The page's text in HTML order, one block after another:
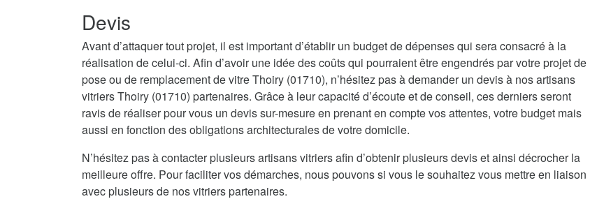
Devis
Avant d’attaquer tout projet, il est important d’établir un budget de dépenses qui sera consacré à la
réalisation de celui-ci. Afin d’avoir une idée des coûts qui pourraient être engendrés par votre projet de
pose ou de remplacement de vitre Thoiry (01710), n’hésitez pas à demander un devis à nos artisans
vitriers Thoiry (01710) partenaires. Grâce à leur capacité d’écoute et de conseil, ces derniers seront
ravis de réaliser pour vous un devis sur-mesure en prenant en compte vos attentes, votre budget mais
aussi en fonction des obligations architecturales de votre domicile.
N’hésitez pas à contacter plusieurs artisans vitriers afin d’obtenir plusieurs devis et ainsi décrocher la
meilleure offre. Pour faciliter vos démarches, nous pouvons si vous le souhaitez vous mettre en liaison
avec plusieurs de nos vitriers partenaires.